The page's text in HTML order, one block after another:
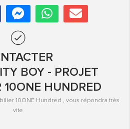
BOY - PROJET
10ONE HUNDRED
10ONE Hundred , vous répondra très
vite